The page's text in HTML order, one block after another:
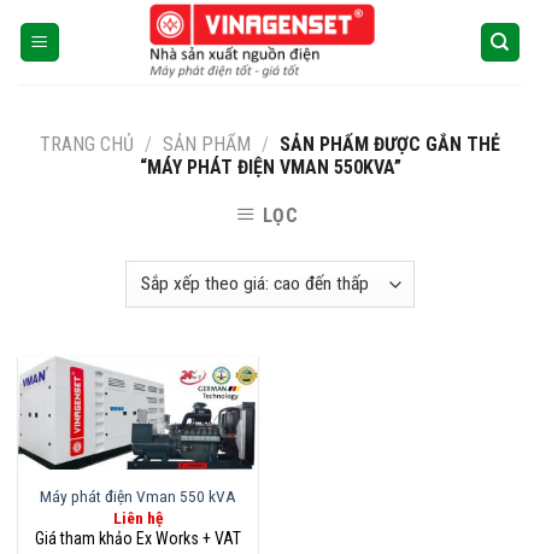
TRANG CHỦ / SẢN PHẨM / SẢN PHẨM ĐƯỢC GẮN THẺ
“MÁY PHÁT ĐIỆN VMAN 550KVA”
LỌC
Máy phát điện Vman 550 kVA
Liên hệ